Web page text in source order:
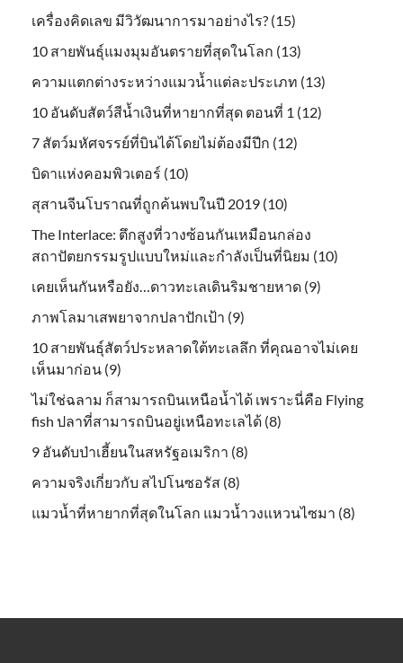
เครื่องคิดเลข มีวิวัฒนาการมาอย่างไร? (15)
10 สายพันธุ์แมงมุมอันตรายที่สุดในโลก (13)
ความแตกต่างระหว่างแมวน้ำแต่ละประเภท (13)
10 อันดับสัตว์สีน้ำเงินที่หายากที่สุด ตอนที่ 1 (12)
7 สัตว์มหัศจรรย์ที่บินได้โดยไม่ต้องมีปีก (12)
บิดาแห่งคอมพิวเตอร์ (10)
สุสานจีนโบราณที่ถูกค้นพบในปี 2019 (10)
The Interlace: ตึกสูงที่วางซ้อนกันเหมือนกล่อง
สถาปัตยกรรมรูปแบบใหม่และกำลังเป็นที่นิยม (10)
เคยเห็นกันหรือยัง…ดาวทะเลเดินริมชายหาด (9)
ภาพโลมาเสพยาจากปลาปักเป้า (9)
10 สายพันธุ์สัตว์ประหลาดใต้ทะเลลึก ที่คุณอาจไม่เคย
เห็นมาก่อน (9)
ไม่ใช่ฉลาม ก็สามารถบินเหนือน้ำได้ เพราะนี่คือ Flying
fish ปลาที่สามารถบินอยู่เหนือทะเลได้ (8)
9 อันดับป่าเฮี้ยนในสหรัฐอเมริกา (8)
ความจริงเกี่ยวกับ สไปโนซอรัส (8)
แมวน้ำที่หายากที่สุดในโลก แมวน้ำวงแหวนไซมา (8)